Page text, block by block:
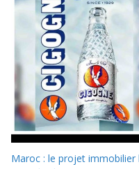
Maroc : le projet